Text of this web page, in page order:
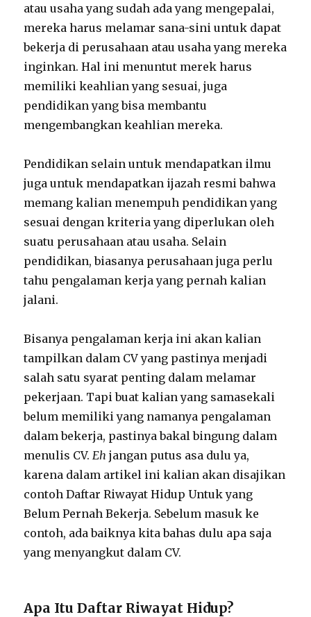
atau usaha yang sudah ada yang mengepalai,
mereka harus melamar sana-sini untuk dapat
bekerja di perusahaan atau usaha yang mereka
inginkan. Hal ini menuntut merek harus
memiliki keahlian yang sesuai, juga
pendidikan yang bisa membantu
mengembangkan keahlian mereka.
Pendidikan selain untuk mendapatkan ilmu
juga untuk mendapatkan ijazah resmi bahwa
memang kalian menempuh pendidikan yang
sesuai dengan kriteria yang diperlukan oleh
suatu perusahaan atau usaha. Selain
pendidikan, biasanya perusahaan juga perlu
tahu pengalaman kerja yang pernah kalian
jalani.
Bisanya pengalaman kerja ini akan kalian
tampilkan dalam CV yang pastinya menjadi
salah satu syarat penting dalam melamar
pekerjaan. Tapi buat kalian yang samasekali
belum memiliki yang namanya pengalaman
dalam bekerja, pastinya bakal bingung dalam
menulis CV. Eh jangan putus asa dulu ya,
karena dalam artikel ini kalian akan disajikan
contoh Daftar Riwayat Hidup Untuk yang
Belum Pernah Bekerja. Sebelum masuk ke
contoh, ada baiknya kita bahas dulu apa saja
yang menyangkut dalam CV.
Apa Itu Daftar Riwayat Hidup?